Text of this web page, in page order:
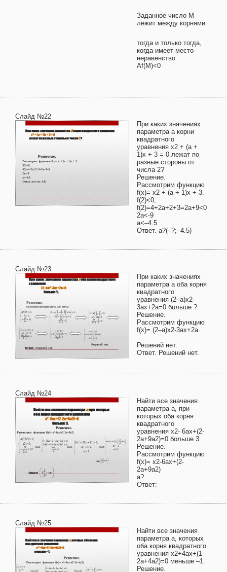
Заданное число М
лежит между корнями
тогда и только тогда,
когда имеет место
неравенство
Af(M)<0
Слайд №22
При каких значениях
параметра а корни
квадратного
уравнения х2 + (а +
1)х + 3 = 0 лежат по
разные стороны от
числа 2?
Решение.
Рассмотрим функцию
f(x)= х2 + (а + 1)х + 3.
f(2)<0;
f(2)=4+2a+2+3=2a+9<0
2a<-9
a<–4.5
Ответ. a?(–?;–4.5)
Слайд №23
При каких значениях
параметра а оба корня
квадратного
уравнения (2–a)x2-
3ax+2a=0 больше ?.
Решение.
Рассмотрим функцию
f(x)= (2–a)x2-3ax+2a.
Решений нет.
Ответ. Решений нет.
Слайд №24
Найти все значения
параметра а, при
которых оба корня
квадратного
уравнения x2- 6ax+(2-
2a+9a2)=0 больше 3.
Решение.
Рассмотрим функцию
f(x)= x2-6ax+(2-
2a+9a2)
a?
Ответ:
Слайд №25
Найти все значения
параметра а, которых
оба корня квадратного
уравнения x2+4ax+(1-
2a+4a2)=0 меньше –1.
Решение.